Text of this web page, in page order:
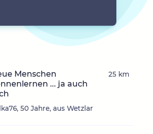
Menschen
... ja auch
50 Jahre, aus Wetzlar
25 km